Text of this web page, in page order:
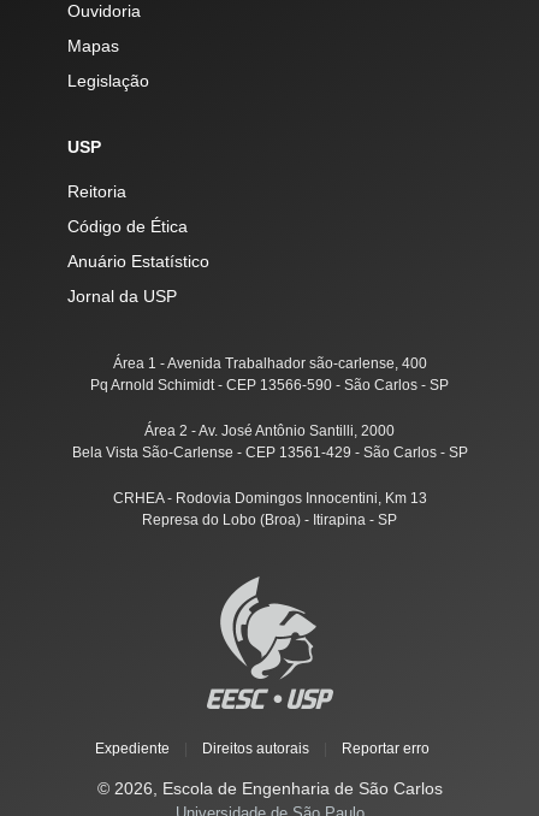
Ouvidoria
Mapas
Legislação
USP
Reitoria
Código de Ética
Anuário Estatístico
Jornal da USP
Área 1 - Avenida Trabalhador são-carlense, 400
Pq Arnold Schimidt - CEP 13566-590 - São Carlos - SP
Área 2 - Av. José Antônio Santilli, 2000
Bela Vista São-Carlense - CEP 13561-429 - São Carlos - SP
CRHEA - Rodovia Domingos Innocentini, Km 13
Represa do Lobo (Broa) - Itirapina - SP
Expediente Direitos autorais Reportar erro
© 2026, Escola de Engenharia de São Carlos